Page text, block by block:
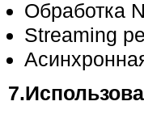
Обработка
Streaming